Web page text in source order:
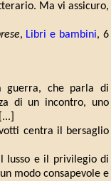
Ma vi assicuro,
, Libri e bambini, 6
guerra, che parla di
di un incontro, uno
centra il bersaglio
lusso e il privilegio di
modo consapevole e